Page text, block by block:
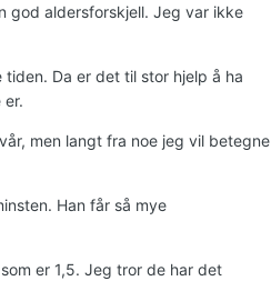
god aldersforskjell. Jeg var ikke
Da er det til stor hjelp å ha
men langt fra noe jeg vil betegne
Han får så mye
er 1,5. Jeg tror de har det